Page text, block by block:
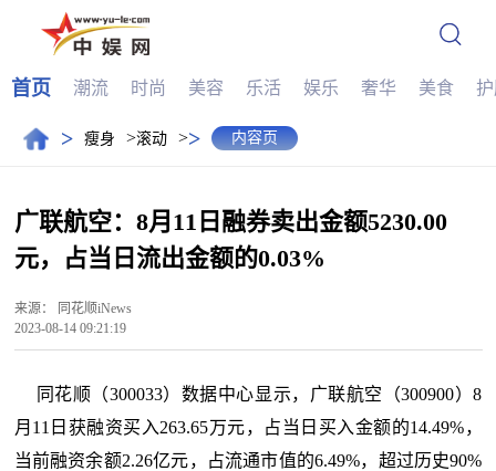
首页 潮流 时尚 美容 乐活 娱乐 奢华 美食
> 瘦身 >滚动 >> 内容页
广联航空：8月11日融券卖出金额5230.00
元，占当日流出金额的0.03%
来源：
同花顺iNews
2023-08-14 09:21:19
同花顺（300033）数据中心显示，广联航空（300900）8
月11日获融资买入263.65万元，占当日买入金额的14.49%，
当前融资余额2.26亿元，占流通市值的6.49%，超过历史90%